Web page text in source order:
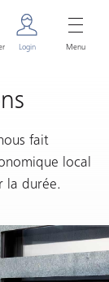
Login Menu
fait
local
la durée.